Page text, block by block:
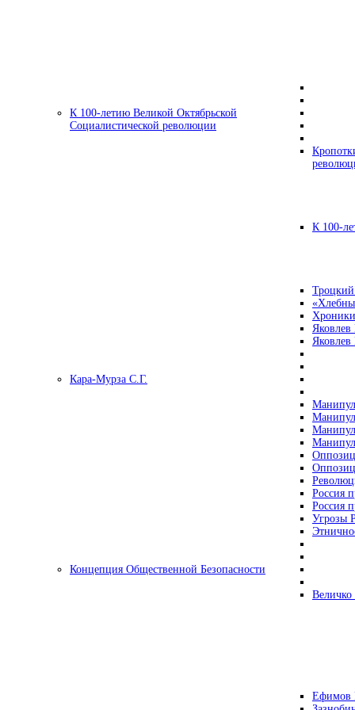
К 100-летию Великой Октябрьской
Социалистической революции
К 100-
Кара-Мурза С.Г.
Россия
Россия
Угрозы
Концепция Общественной Безопасности
Ефимов